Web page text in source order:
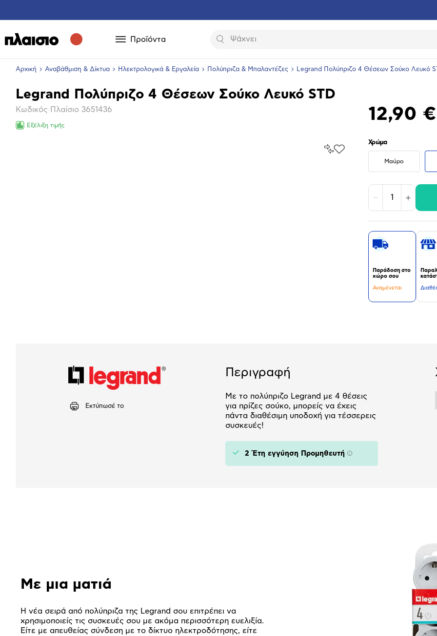
Προϊόντα Αναζήτηση
Αρχική Αναβάθμιση & Δίκτυα Ηλεκτρολογικά & Εργαλεία Πολύπριζα & Μπαλαντέζες Legrand Πολύπριζο 4 Θέσεων Σούκο Λευκό
Βασικά
χαρακτηριστικά
Legrand Πολύπριζο 4 Θέσεων Σούκο Λευκό STD
Κωδικός Πλαίσιο 3651436
Εξέλιξη τιμής
Σύγκρινέ
Προσθήκη
12,90 €
Χρώμα
Μαύρο
Μείωση Αύξηση
Παράδοση στο
χώρο σου
Αναμένεται
Εκτύπωσέ το
Περιγραφή
Με το πολύπριζο Legrand με 4 θέσεις
για πρίζες σούκο, μπορείς να έχεις
πάντα διαθέσιμη υποδοχή για τέσσερεις
συσκευές!
2 Έτη εγγύηση Προμηθευτή Πληροφορίες
Με μια ματιά
Η νέα σειρά από πολύπριζα της Legrand σου επιτρέπει να
χρησιμοποιείς τις συσκευές σου με ακόμα περισσότερη ευελιξία.
Είτε με απευθείας σύνδεση με το δίκτυο ηλεκτροδότησης, είτε